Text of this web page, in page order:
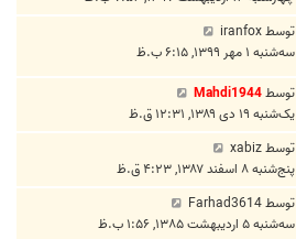
توسطiranfox
سه‌شنبه ۱ مهر ۱۳۹۹, ۶:۱۵ ب.ظ
توسطMahdi1944
یک‌شنبه ۱۹ دی ۱۳۸۹, ۱۲:۳۱ ق.ظ
توسطxabiz
پنج‌شنبه ۸ اسفند ۱۳۸۷, ۴:۲۳ ق.ظ
توسطFarhad3614
سه‌شنبه ۵ اردیبهشت ۱۳۸۵, ۱:۵۶ ب.ظ